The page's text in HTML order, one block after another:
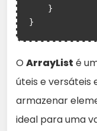
}
O ArrayList é
úteis e versáteis
armazenar
ideal para uma